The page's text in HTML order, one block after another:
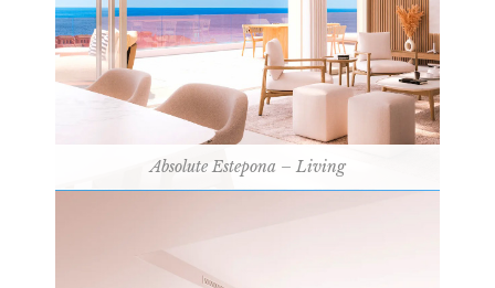
Absolute Estepona – Living